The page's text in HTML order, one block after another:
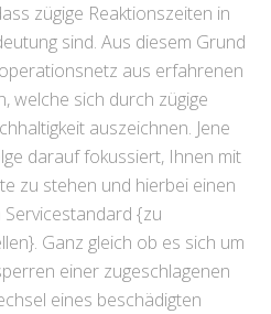
zügige Reaktionszeiten in
sind. Aus diesem Grund
aus erfahrenen
welche sich durch zügige
auszeichnen. Jene
darauf fokussiert, Ihnen mit
zu stehen und hierbei einen
{zu
Ganz gleich ob es sich um
einer zugeschlagenen
eines beschädigten